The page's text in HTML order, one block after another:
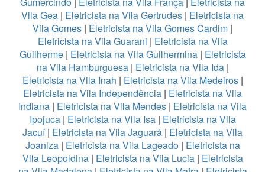
Vila Gea | Eletricista na Vila Gertrudes | Eletricista na
Vila Gomes | Eletricista na Vila Gomes Cardim |
Eletricista na Vila Guarani | Eletricista na Vila
Guilherme| Eletricista na Vila Guilhermina| Eletricista
na Vila Hamburguesa| Eletricista na Vila Ida|
Eletricista na Vila Inah | Eletricista na Vila Medeiros|
Eletricista na Vila Independência | Eletricista na Vila
Indiana | Eletricista na Vila Mendes | Eletricista na Vila
Ipojuca| Eletricista na Vila Isa| Eletricista na Vila
Jacuí| Eletricista na Vila Jaguará | Eletricista na Vila
Joaniza| Eletricista na Vila Lageado| Eletricista na
Vila Leopoldina| Eletricista na Vila Lucia| Eletricista